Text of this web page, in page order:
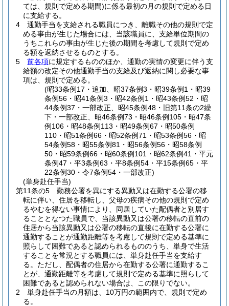
ては、規則で定める期間)に係る最初の月の規則で定める日
に支給する。
4
通勤手当を支給される職員につき、離職その他の規則で定
める事由が生じた場合には、当該職員に、支給単位期間の
うちこれらの事由が生じた後の期間を考慮して規則で定め
る額を返納させるものとする。
5
前各項に規定するもののほか、通勤の実情の変更に伴う支
給額の改定その他通勤手当の支給及び返納に関し必要な事
項は、規則で定める。
(昭33条例17・追加、昭37条例3・昭39条例1・昭39
条例56・昭41条例3・昭42条例1・昭43条例52・昭
44条例37・一部改正、昭45条例48・旧第11条の2繰
下・一部改正、昭46条例73・昭46条例105・昭47条
例106・昭48条例113・昭49条例67・昭50条例
110・昭51条例66・昭52条例71・昭53条例56・昭
54条例58・昭55条例81・昭56条例56・昭58条例
50・昭59条例66・昭60条例101・昭62条例41・平元
条例47・平3条例63・平8条例54・平15条例65・平
22条例30・令7条例54・一部改正)
(単身赴任手当)
第11条の5
勤務公署を異にする異動又は在勤する公署の移
転に伴い、住居を移転し、父母の疾病その他の規則で定め
るやむを得ない事情により、同居していた配偶者と別居す
ることとなつた職員で、当該異動又は公署の移転の直前の
住居から当該異動又は公署の移転の直後に在勤する公署に
通勤することが通勤距離等を考慮して規則で定める基準に
照らして困難であると認められるもののうち、単身で生活
することを常況とする職員には、単身赴任手当を支給す
る。 ただし、配偶者の住居から在勤する公署に通勤するこ
とが、通勤距離等を考慮して規則で定める基準に照らして
困難であると認められない場合は、この限りでない。
2
単身赴任手当の月額は、10万円の範囲内で、規則で定め
る。